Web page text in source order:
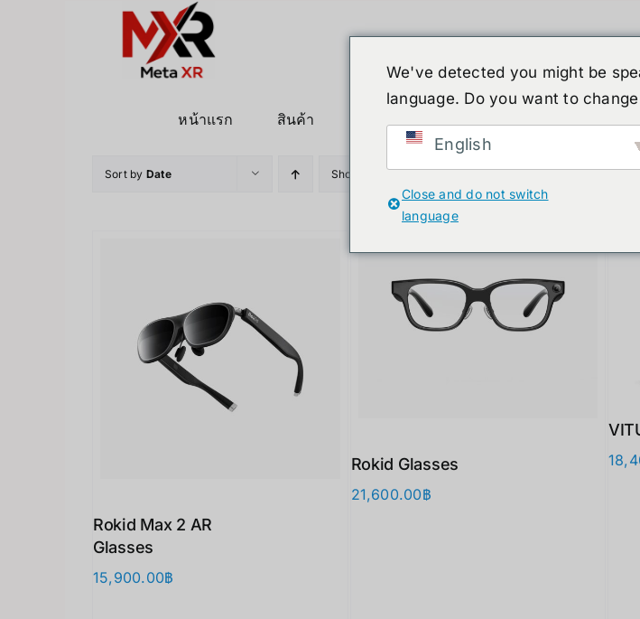
หน้าแรก
สินค้า
Sort by Date Show 12 Products
Rokid Max 2 AR
Glasses
15,900.00฿
Rokid Glasses
21,600.00฿
We've detected you might be
language. Do you want to
English
Close and do not switch
language